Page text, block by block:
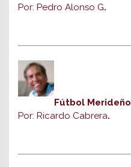
Por: Pedro Alonso G.
Fútbol Merideño
Por: Ricardo Cabrera.